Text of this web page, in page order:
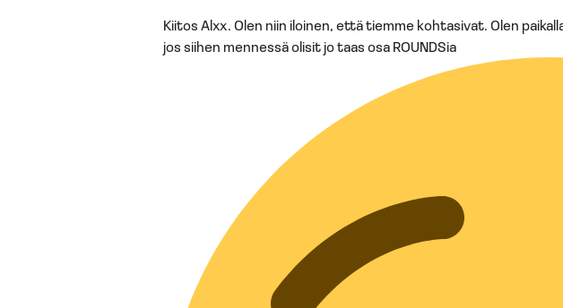
Kiitos Alxx. Olen niin iloinen, että tiemme kohtasivat. Olen
jos siihen mennessä olisit jo taas osa ROUNDSia